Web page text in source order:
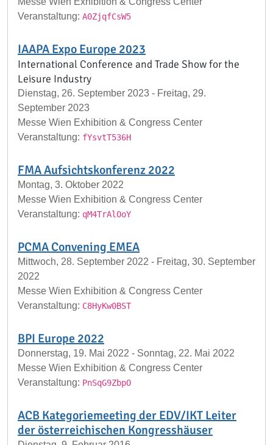
Veranstaltung: A0ZjqfCsW5
IAAPA Expo Europe 2023
International Conference and Trade Show for the
Leisure Industry
Dienstag, 26. September 2023 - Freitag, 29.
September 2023
Messe Wien Exhibition & Congress Center
Veranstaltung: fYsvtT536H
FMA Aufsichtskonferenz 2022
Montag, 3. Oktober 2022
Messe Wien Exhibition & Congress Center
Veranstaltung: qM4TrAlOoY
PCMA Convening EMEA
Mittwoch, 28. September 2022 - Freitag, 30. September
2022
Messe Wien Exhibition & Congress Center
Veranstaltung: C8HyKw0BST
BPI Europe 2022
Donnerstag, 19. Mai 2022 - Sonntag, 22. Mai 2022
Messe Wien Exhibition & Congress Center
Veranstaltung: PnSqG9ZbpO
ACB Kategoriemeeting der EDV/IKT Leiter
der österreichischen Kongresshäuser